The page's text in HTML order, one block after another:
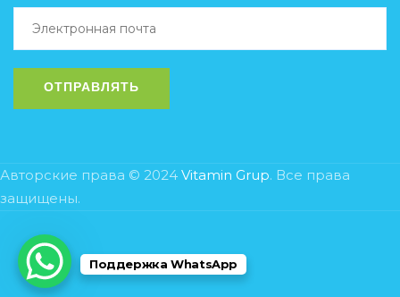
Авторские права © 2024 Vitamin Grup. Все права
защищены.
Поддержка WhatsApp